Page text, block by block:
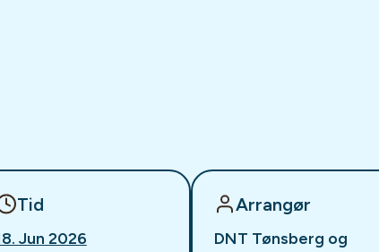
Tid
Jun 2026
Arrangør
DNT Tønsberg og